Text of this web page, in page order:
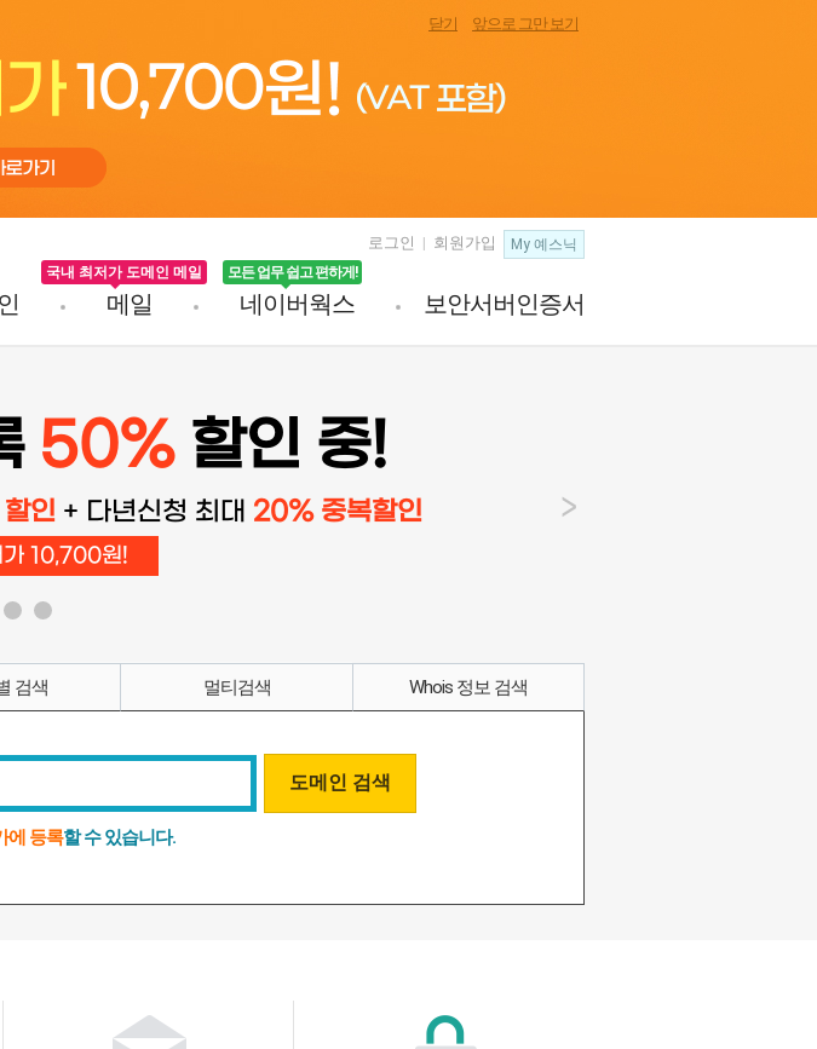
닫기 앞으로 그만 보기
로그인 | 회원가입
국내 최저가 도메인 메일
메일
모든 업무 쉽고 편하게!
네이버웍스 보안서버인증서
50% 할인 중!
인 + 다년신청 최대 20% 중복할인
10,700원!
>
검색 멀티검색 Whois 정보 검색
에 등록할 수 있습니다.